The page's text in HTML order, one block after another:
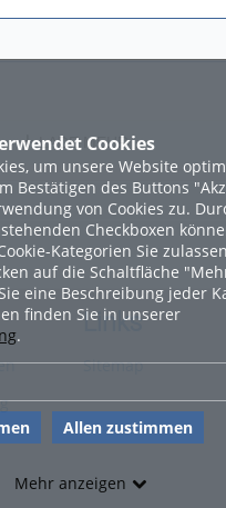
Cookies
um unsere Website
Bestätigen des Buttons
von Cookies zu.
Checkboxen
Kategorien Sie zulassen
auf die Schaltfläche
eine Beschreibung jeder
finden Sie in unserer
.
Allen zustimmen
Mehr anzeigen
LADE MEHR
Links
Sitemap